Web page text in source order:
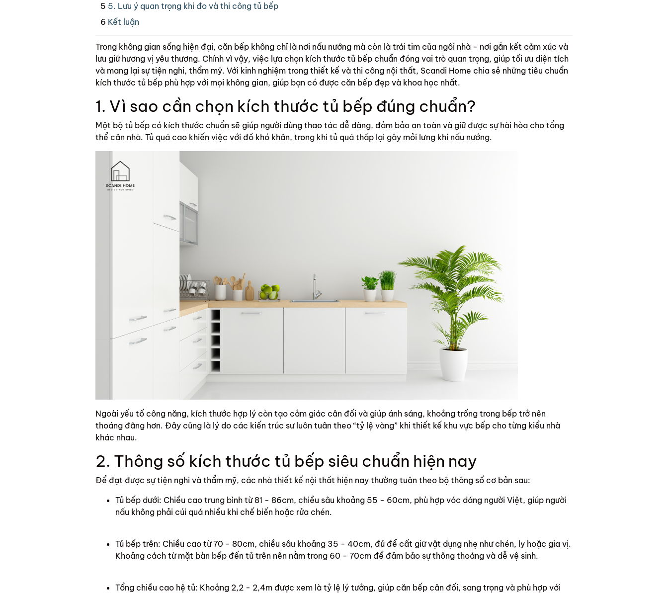
5. Lưu ý quan trọng khi đo và thi công tủ bếp
Kết luận
Trong không gian sống hiện đại, căn bếp không chỉ là nơi nấu nướng mà còn là trái tim của ngôi nhà - nơi gắn kết cảm xúc và
lưu giữ hương vị yêu thương. Chính vì vậy, việc lựa chọn kích thước tủ bếp chuẩn đóng vai trò quan trọng, giúp tối ưu diện tích
và mang lại sự tiện nghi, thẩm mỹ. Với kinh nghiệm trong thiết kế và thi công nội thất, Scandi Home chia sẻ những tiêu chuẩn
kích thước tủ bếp phù hợp với mọi không gian, giúp bạn có được căn bếp đẹp và khoa học nhất.
1. Vì sao cần chọn kích thước tủ bếp đúng chuẩn?
Một bộ tủ bếp có kích thước chuẩn sẽ giúp người dùng thao tác dễ dàng, đảm bảo an toàn và giữ được sự hài hòa cho tổng
thể căn nhà. Tủ quá cao khiến việc với đồ khó khăn, trong khi tủ quá thấp lại gây mỏi lưng khi nấu nướng.
Ngoài yếu tố công năng, kích thước hợp lý còn tạo cảm giác cân đối và giúp ánh sáng, khoảng trống trong bếp trở nên
thoáng đãng hơn. Đây cũng là lý do các kiến trúc sư luôn tuân theo “tỷ lệ vàng” khi thiết kế khu vực bếp cho từng kiểu nhà
khác nhau.
2. Thông số kích thước tủ bếp siêu chuẩn hiện nay
Để đạt được sự tiện nghi và thẩm mỹ, các nhà thiết kế nội thất hiện nay thường tuân theo bộ thông số cơ bản sau:
Tủ bếp dưới: Chiều cao trung bình từ 81 - 86cm, chiều sâu khoảng 55 - 60cm, phù hợp vóc dáng người Việt, giúp người
nấu không phải cúi quá nhiều khi chế biến hoặc rửa chén.
Tủ bếp trên: Chiều cao từ 70 - 80cm, chiều sâu khoảng 35 - 40cm, đủ để cất giữ vật dụng nhẹ như chén, ly hoặc gia vị.
Khoảng cách từ mặt bàn bếp đến tủ trên nên nằm trong 60 - 70cm để đảm bảo sự thông thoáng và dễ vệ sinh.
Tổng chiều cao hệ tủ: Khoảng 2,2 - 2,4m được xem là tỷ lệ lý tưởng, giúp căn bếp cân đối, sang trọng và phù hợp với